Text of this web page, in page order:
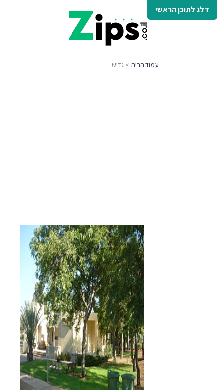
דלג לתוכן הראשי
עמוד הבית > גדיש